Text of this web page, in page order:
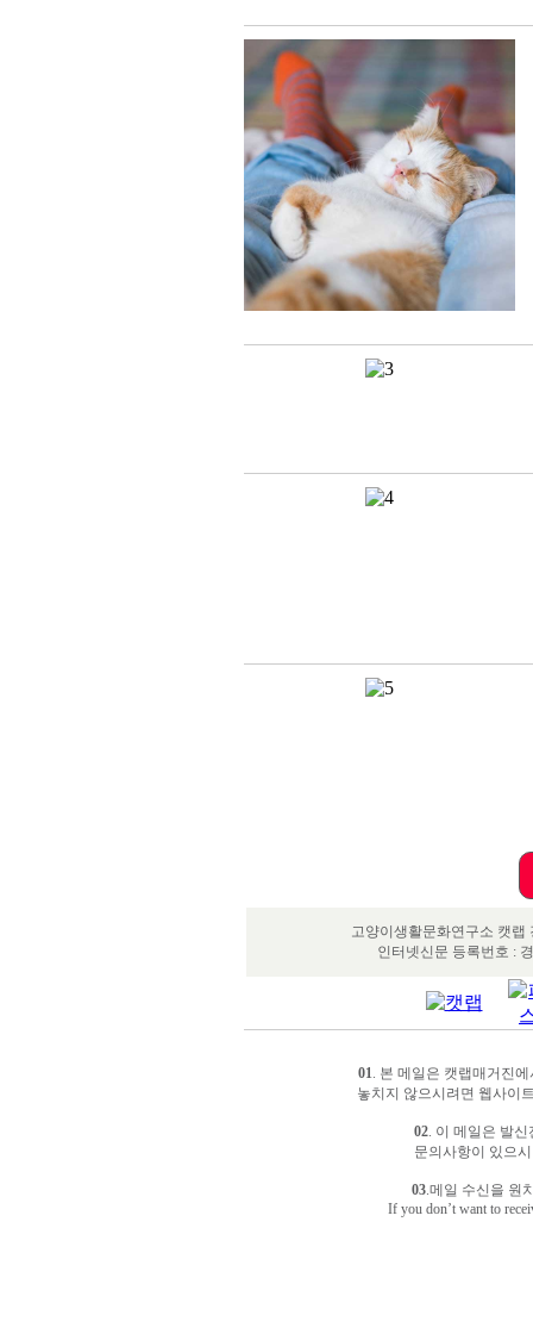
고양이생활문화연구소 캣랩
인터넷신문 등록번호 :
01. 본 메일은 캣랩매거진
놓치지 않으시려면 웹사이
02. 이 메일은 발
문의사항이 있으
03.메일 수신을 원
If you don’t want to